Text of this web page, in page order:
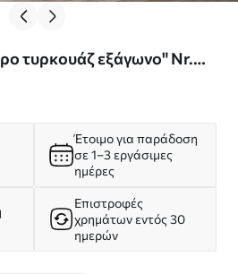
τυρκουάζ εξάγωνο" Nr.
Έτοιμο για παράδοση
σε 1–3 εργάσιμες
ημέρες
Επιστροφές
χρημάτων εντός 30
ημερών